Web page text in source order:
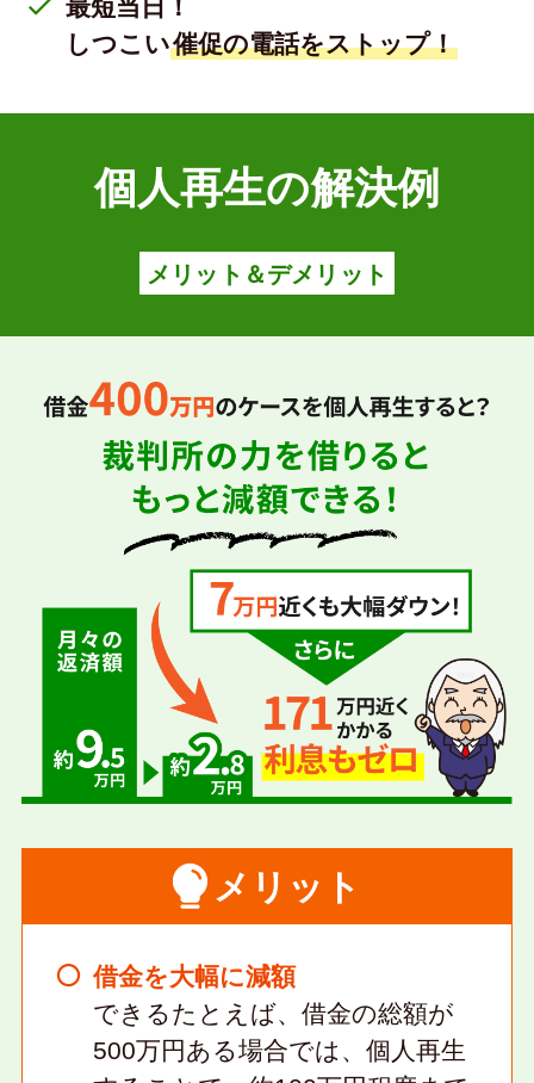
最短当日！
しつこい催促の電話をストップ！
個人再生の解決例
メリット＆デメリット
メリット
借金を大幅に減額
できるたとえば、借金の総額が
500万円ある場合では、個人再生